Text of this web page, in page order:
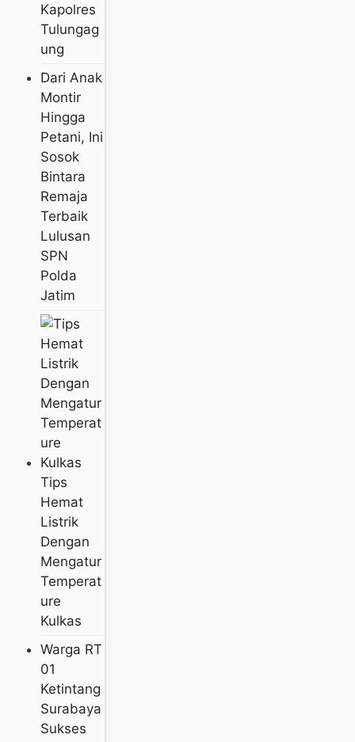
Kapolres
Tulungag
Ung
Dari Anak
Montir
Hingga
Petani, Ini
Sosok
Bintara
Remaja
Terbaik
Lulusan
SPN
Polda
Jatim
Tips
Hemat
Listrik
Dengan
Mengatur
Temperat
Ure
Kulkas
Warga RT
01
Ketintang
Surabaya
Sukses